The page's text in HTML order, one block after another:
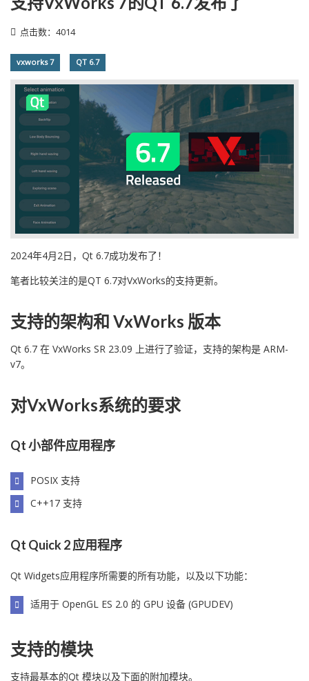
点击数：4014
vxworks 7 QT 6.7
2024年4月2日，Qt 6.7成功发布了！
笔者比较关注的是QT 6.7对VxWorks的支持更新。
支持的架构和 VxWorks 版本
Qt 6.7 在 VxWorks SR 23.09 上进行了验证，支持的架构是 ARM-
v7。
对VxWorks系统的要求
Qt 小部件应用程序
POSIX 支持
C++17 支持
Qt Quick 2 应用程序
Qt Widgets应用程序所需要的所有功能，以及以下功能：
适用于 OpenGL ES 2.0 的 GPU 设备 (GPUDEV)
支持的模块
支持最基本的Qt 模块以及下面的附加模块。